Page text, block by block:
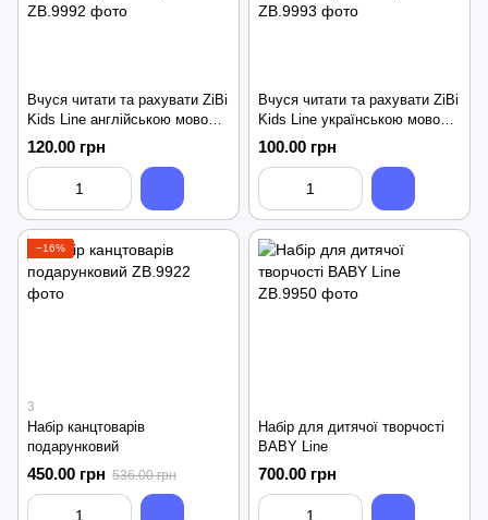
Вчуся читати та рахувати ZiBi
Kids Line англійською мовою
навчальний набір для дітей
(ZB.9992)
120.00 грн
Вчуся читати та рахувати ZiBi
Kids Line українською мовою
навчальний набір для дітей
(ZB.9993)
100.00 грн
−16%
3
Набір канцтоварів
подарунковий
450.00 грн 536.00 грн
Набір для дитячої творчості
BABY Line
700.00 грн